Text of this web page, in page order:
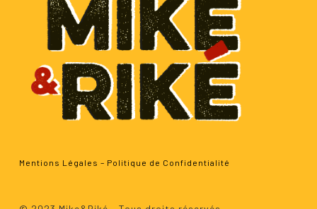
Mentions Légales – Politique de Confidentialité